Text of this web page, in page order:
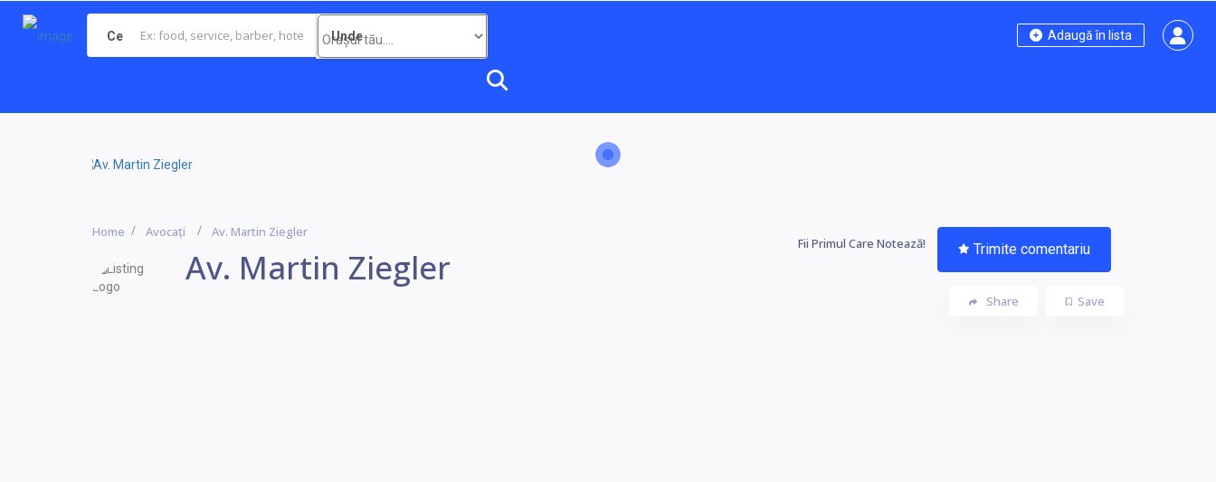
Ce Unde Adaugă în lista
Home Avocați Av. Martin Ziegler
Av. Martin Ziegler
Fii Primul Care Notează! Trimite comentariu
Save
Share